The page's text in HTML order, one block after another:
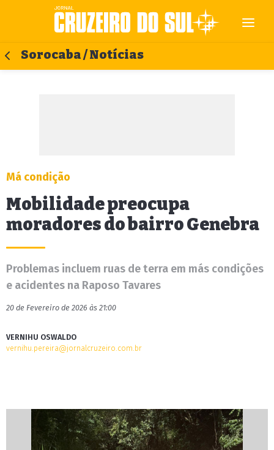
Sorocaba / Notícias
Má condição
Mobilidade preocupa
moradores do bairro Genebra
Problemas incluem ruas de terra em más condições
e acidentes na Raposo Tavares
20 de Fevereiro de 2026 às 21:00
VERNIHU OSWALDO
vernihu.pereira@jornalcruzeiro.com.br